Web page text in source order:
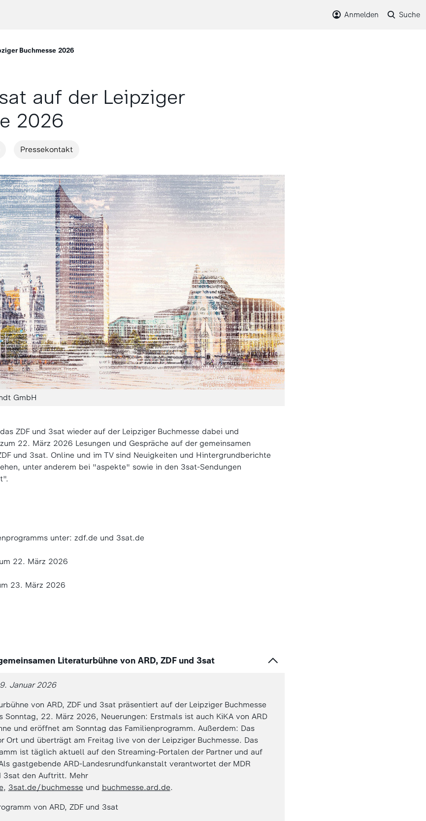
Anmelden Suche
Buchmesse 2026
auf der Leipziger
2026
Pressekontakt
GmbH
ZDF und 3sat wieder auf der Leipziger Buchmesse dabei und
22. März 2026 Lesungen und Gespräche auf der gemeinsamen
und 3sat. Online und im TV sind Neuigkeiten und Hintergrundberichte
unter anderem bei "aspekte" sowie in den 3sat-Sendungen
unter: zdf.de und 3sat.de
22. März 2026
23. März 2026
Literaturbühne von ARD, ZDF und 3sat
Januar 2026
von ARD, ZDF und 3sat präsentiert auf der Leipziger Buchmesse
Sonntag, 22. März 2026, Neuerungen: Erstmals ist auch KiKA von ARD
und eröffnet am Sonntag das Familienprogramm. Außerdem: Das
Ort und überträgt am Freitag live von der Leipziger Buchmesse. Das
ist täglich aktuell auf den Streaming-Portalen der Partner und auf
gastgebende ARD-Landesrundfunkanstalt verantwortet der MDR
3sat den Auftritt. Mehr
, 3sat.de/buchmesse und buchmesse.ard.de.
von ARD, ZDF und 3sat